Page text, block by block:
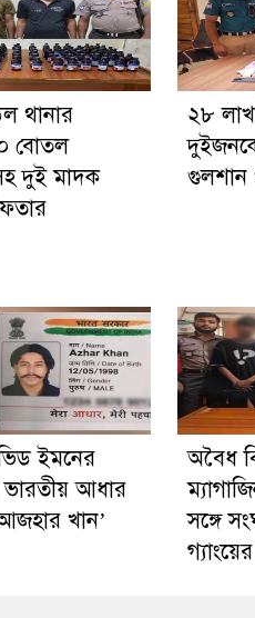
থানার
বোতল
দুই মাদক
২৮
গুলশান
ইমনের
আধার
খান’
অবৈধ
সঙ্গে